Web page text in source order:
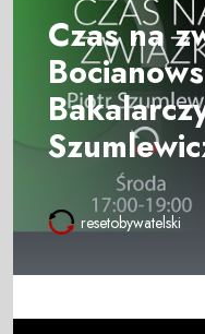
Czas na
resetobywatelski